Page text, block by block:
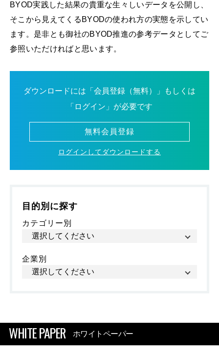
BYOD実践した結果の貴重な生々しいデータを公開し、
そこから見えてくるBYODの使われ方の実態を示してい
ます。是非とも御社のBYOD推進の参考データとしてご
参照いただければと思います。
ダウンロードには「会員登録（無料）」もしくは
「ログイン」が必要です
無料会員登録
ログインしてダウンロードする
目的別に探す
カテゴリー別
企業別
WHITE PAPER ホワイトペーパー